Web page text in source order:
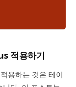
적용하기
용하는 것은 테이